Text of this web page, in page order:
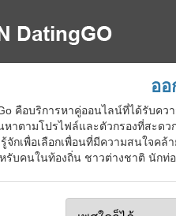
อ
คือบริการหาคู่ออนไลน์ที่ได้รับค
หาตามโปรไฟล์และตัวกรองที่สะด
จักเพื่อเลือกเพื่อนที่มีความสนใจค
รับคนในท้องถิ่น ชาวต่างชาติ นักท่อ